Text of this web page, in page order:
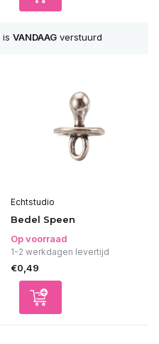
VANDAAGverstuurd
Echtstudio
Bedel Speen
Op voorraad
1-2 werkdagen levertijd
€0,49